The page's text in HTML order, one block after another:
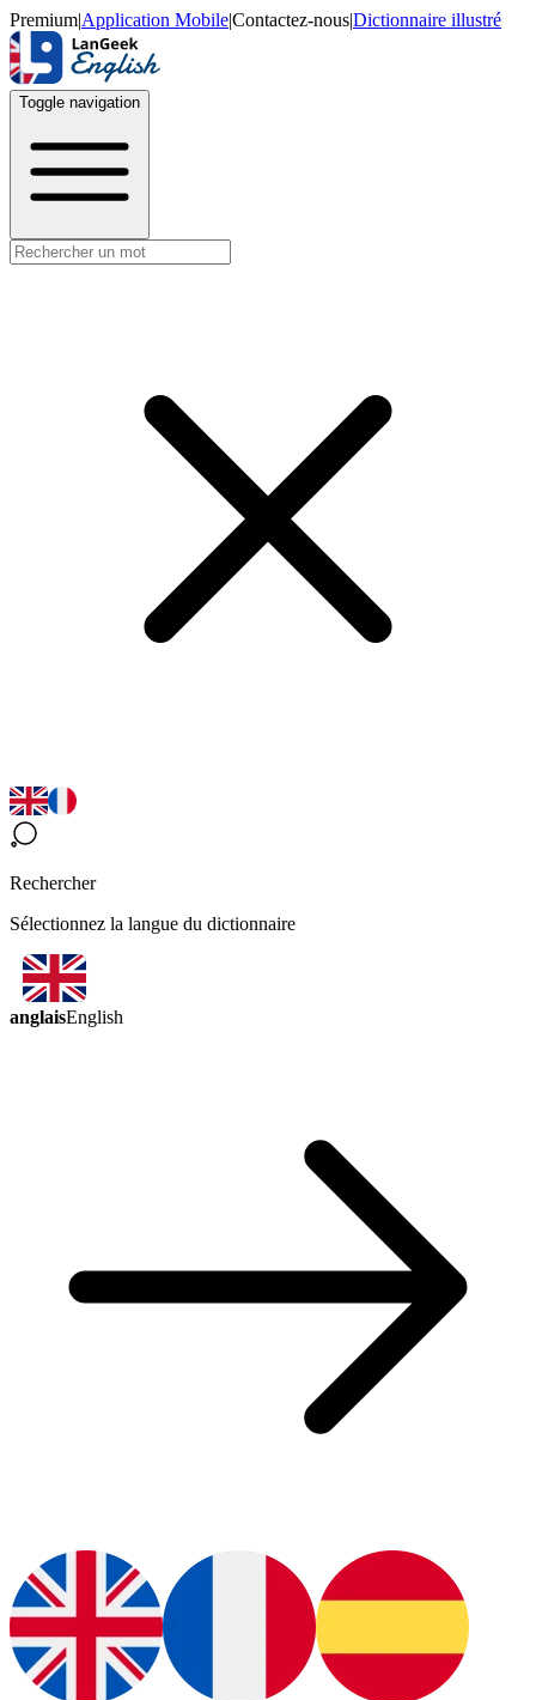
Premium|Application Mobile|Contactez-nous|Dictionnaire illustré
Toggle navigation
Rechercher
Sélectionnez la langue du dictionnaire
anglaisEnglish